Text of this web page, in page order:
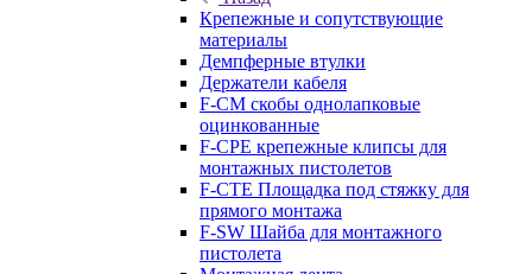
Крепежные и сопутствующие
материалы
Демпферные втулки
Держатели кабеля
F-CM скобы однолапковые
оцинкованные
F-CPE крепежные клипсы для
монтажных пистолетов
F-CTE Площадка под стяжку для
прямого монтажа
F-SW Шайба для монтажного
пистолета